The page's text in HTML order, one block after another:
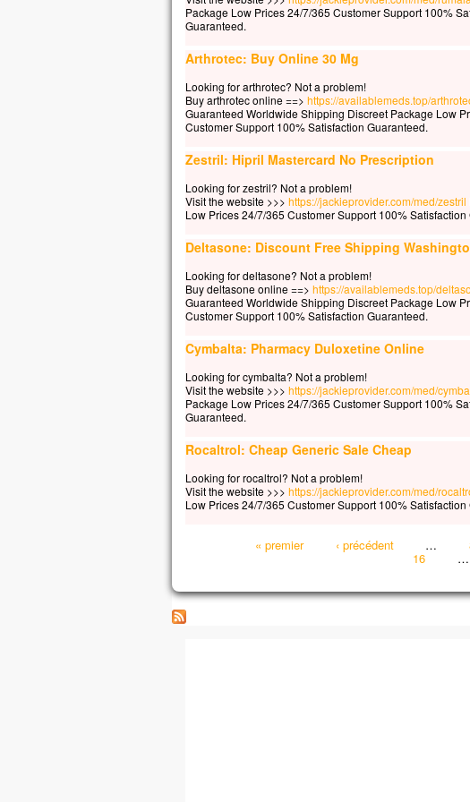
Package Low Prices 24/7/365 Customer Support 100%
Guaranteed.
Arthrotec: Buy Online 30 Mg
Looking for arthrotec? Not a problem!
Buy arthrotec online ==> https://availablemeds.top/
Guaranteed Worldwide Shipping Discreet Package Low
Customer Support 100% Satisfaction Guaranteed.
Zestril: Hipril Mastercard No Prescription
Looking for zestril? Not a problem!
Visit the website >>> https://jackieprovider.com/med/zestril
Low Prices 24/7/365 Customer Support 100% Satisfaction
Deltasone: Discount Free Shipping
Looking for deltasone? Not a problem!
Buy deltasone online ==> https://availablemeds.top/
Guaranteed Worldwide Shipping Discreet Package Low
Customer Support 100% Satisfaction Guaranteed.
Cymbalta: Pharmacy Duloxetine Online
Looking for cymbalta? Not a problem!
Visit the website >>> https://jackieprovider.com/med/
Package Low Prices 24/7/365 Customer Support 100%
Guaranteed.
Rocaltrol: Cheap Generic Sale Cheap
Looking for rocaltrol? Not a problem!
Visit the website >>> https://jackieprovider.com/med/
Low Prices 24/7/365 Customer Support 100% Satisfaction
« premier ‹ précédent …
16 …